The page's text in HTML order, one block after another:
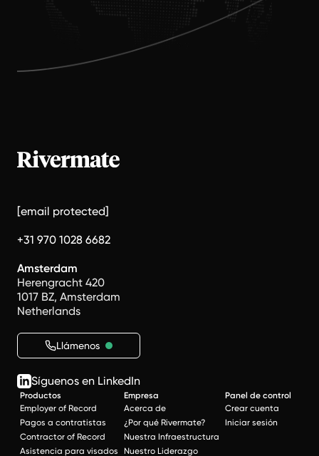
[email protected]
+31 970 1028 6682
Amsterdam
Herengracht 420
1017 BZ, Amsterdam
Netherlands
Llámenos
Síguenos en LinkedIn
Productos
Employer of Record
Pagos a contratistas
Contractor of Record
Asistencia para visados
Empresa
Acerca de
¿Por qué Rivermate?
Nuestra Infraestructura
Nuestro Liderazgo
Panel de control
Crear cuenta
Iniciar sesión